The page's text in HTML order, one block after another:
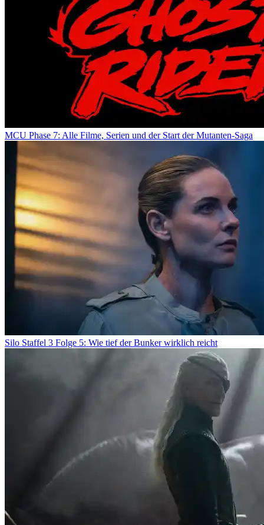
MCU Phase 7: Alle Filme, Serien und der Start der Mutanten-Saga
Silo Staffel 3 Folge 5: Wie tief der Bunker wirklich reicht